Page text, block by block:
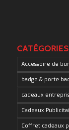
Accessoire de
badge & porte
cadeaux
Cadeaux
Coffret cadeaux